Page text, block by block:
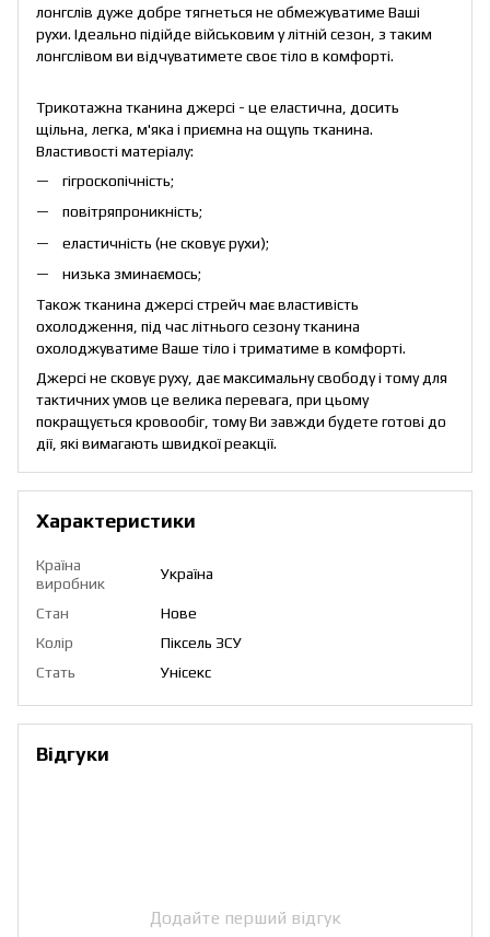
лонгслів дуже добре тягнеться не обмежуватиме Ваші
рухи. Ідеально підійде військовим у літній сезон, з таким
лонгслівом ви відчуватимете своє тіло в комфорті.
Трикотажна тканина джерсі - це еластична, досить
щільна, легка, м'яка і приємна на ощупь тканина.
Властивості матеріалу:
гігроскопічність;
повітряпроникність;
еластичність (не сковує рухи);
низька зминаємось;
Також тканина джерсі стрейч має властивість
охолодження, під час літнього сезону тканина
охолоджуватиме Ваше тіло і триматиме в комфорті.
Джерсі не сковує руху, дає максимальну свободу і тому для
тактичних умов це велика перевага, при цьому
покращується кровообіг, тому Ви завжди будете готові до
дії, які вимагають швидкої реакції.
Характеристики
Країна
виробник
Україна
Стан
Нове
Колір
Піксель ЗСУ
Стать
Унісекс
Відгуки
Додайте перший відгук